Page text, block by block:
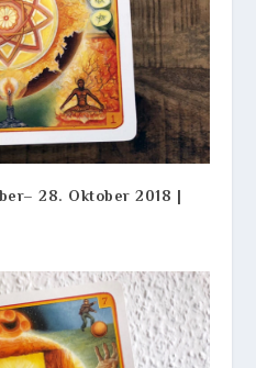
28. Oktober 2018 |